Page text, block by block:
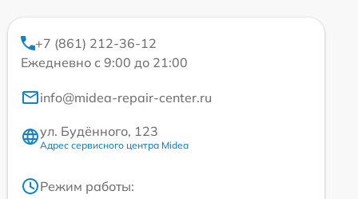
+7 (861) 212-36-12
Ежедневно с 9:00 до 21:00
info@midea-repair-center.ru
ул. Будённого, 123
Адрес сервисного центра Midea
Режим работы: